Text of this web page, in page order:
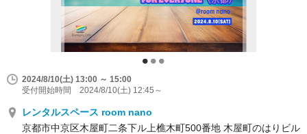
2024/8/10(土) 13:00 ～ 15:00
受付開始時間 2024/8/10(土) 12:45～
レンタルスペース room nano
京都市中京区木屋町二条下ル上樵木町500番地 木屋町のはりビル